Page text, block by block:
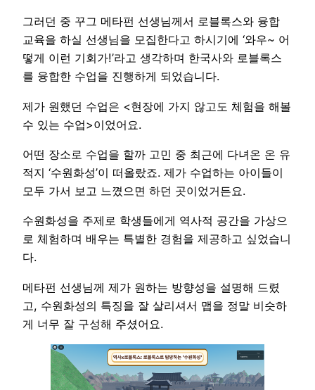
그러던 중 꾸그 메타펀 선생님께서 로블록스와 융합
교육을 하실 선생님을 모집한다고 하시기에 ‘와우~ 어
떻게 이런 기회가!’라고 생각하며 한국사와 로블록스
를 융합한 수업을 진행하게 되었습니다.
제가 원했던 수업은 <현장에 가지 않고도 체험을 해볼
수 있는 수업>이었어요.
어떤 장소로 수업을 할까 고민 중 최근에 다녀온 온 유
적지 ‘수원화성’이 떠올랐죠. 제가 수업하는 아이들이
모두 가서 보고 느꼈으면 하던 곳이었거든요.
수원화성을 주제로 학생들에게 역사적 공간을 가상으
로 체험하며 배우는 특별한 경험을 제공하고 싶었습니
다.
메타펀 선생님께 제가 원하는 방향성을 설명해 드렸
고, 수원화성의 특징을 잘 살리셔서 맵을 정말 비슷하
게 너무 잘 구성해 주셨어요.